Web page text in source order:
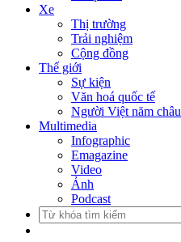
Xe
Thị trường
Trải nghiệm
Cộng đồng
Thế giới
Sự kiện
Văn hoá quốc tế
Người Việt năm châu
Multimedia
Infographic
Emagazine
Video
Ảnh
Podcast